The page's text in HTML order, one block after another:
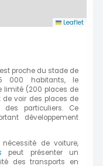
Leaflet
proche du stade de
000 habitants, le
limité (200 places de
voir des places de
particuliers. Ce
développement
de voiture,
peut présenter un
des transports en